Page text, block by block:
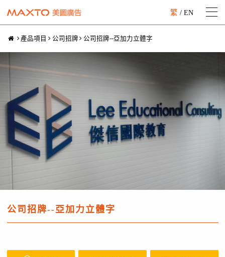
繁 / EN
產品項目 公司招牌 公司招牌--亞加力立體字
公司招牌--亞加力立體字